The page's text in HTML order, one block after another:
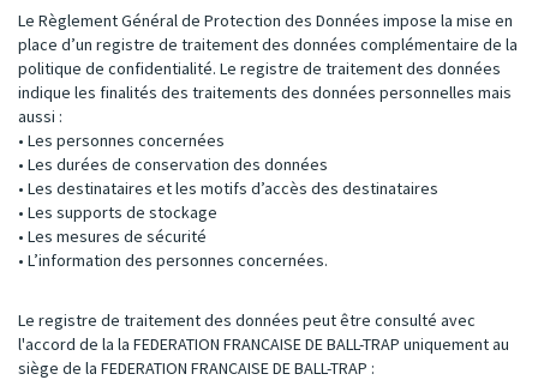
Le Règlement Général de Protection des Données impose la mise en
place d’un registre de traitement des données complémentaire de la
politique de confidentialité. Le registre de traitement des données
indique les finalités des traitements des données personnelles mais
aussi :
• Les personnes concernées
• Les durées de conservation des données
• Les destinataires et les motifs d’accès des destinataires
• Les supports de stockage
• Les mesures de sécurité
• L’information des personnes concernées.
Le registre de traitement des données peut être consulté avec
l'accord de la la FEDERATION FRANCAISE DE BALL-TRAP uniquement au
siège de la FEDERATION FRANCAISE DE BALL-TRAP :